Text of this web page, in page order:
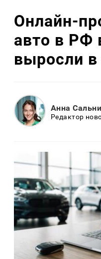
Онлайн-
авто в РФ
выросли в
Анна
Редактор